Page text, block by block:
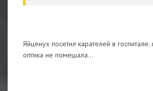
Яйценух посетил карателей в
оптика не помешала...